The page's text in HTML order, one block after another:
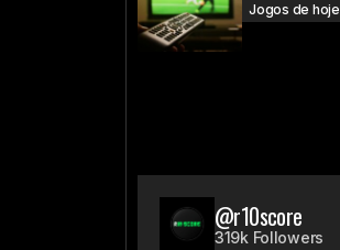
Jogos de hoje
@r10score
319k Followers